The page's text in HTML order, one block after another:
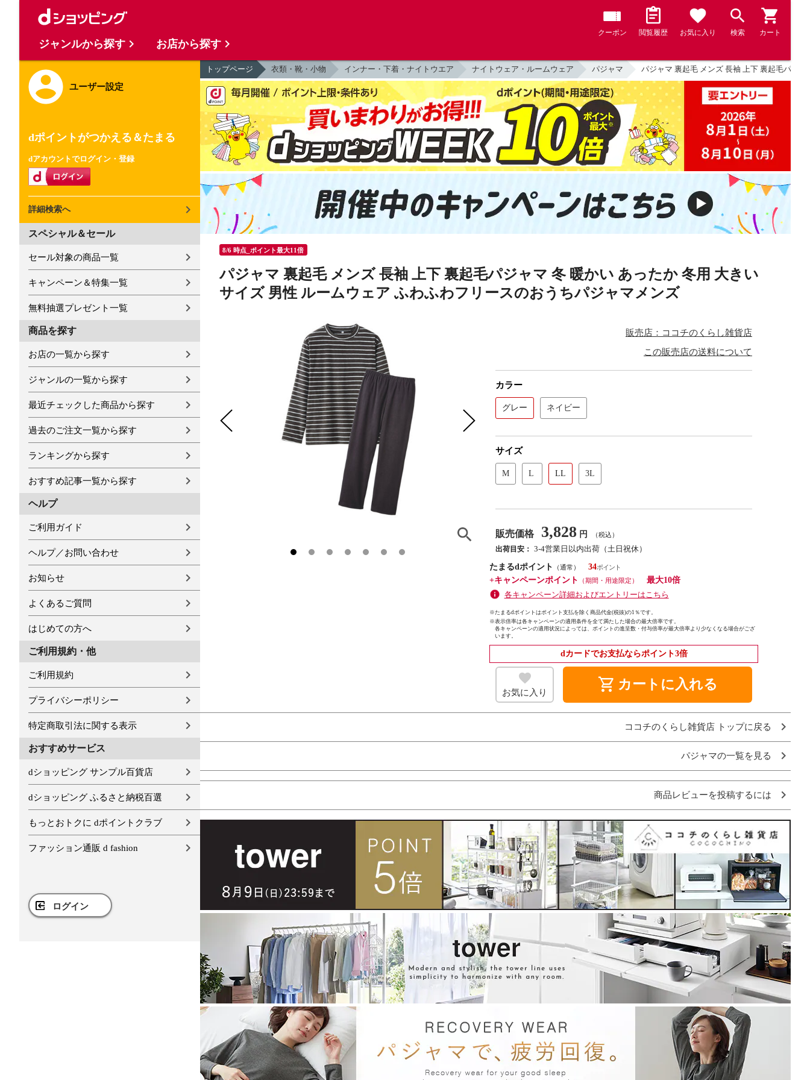
クーポン 閲覧履歴 お気に入り 検索 カート
ユーザー設定
dポイントがつかえる＆たまる
dアカウントでログイン・登録
詳細検索へ
スペシャル＆セール
セール対象の商品一覧
キャンペーン＆特集一覧
無料抽選プレゼント一覧
商品を探す
お店の一覧から探す
ジャンルの一覧から探す
最近チェックした商品から探す
過去のご注文一覧から探す
ランキングから探す
おすすめ記事一覧から探す
ヘルプ
ご利用ガイド
ヘルプ／お問い合わせ
お知らせ
よくあるご質問
はじめての方へ
ご利用規約・他
ご利用規約
プライバシーポリシー
特定商取引法に関する表示
おすすめサービス
dショッピング サンプル百貨店
dショッピング ふるさと納税百選
もっとおトクに dポイントクラブ
ファッション通販 d fashion
ログイン
トップページ 衣類・靴・小物 インナー・下着・ナイトウエア ナイトウェア・ルームウェア パジャマ パジャマ 裏起毛 メンズ 長袖 上下 裏起毛パジ
8/6 時点_ポイント最大11倍
パジャマ 裏起毛 メンズ 長袖 上下 裏起毛パジャマ 冬 暖かい あったか 冬用 大きい
サイズ 男性 ルームウェア ふわふわフリースのおうちパジャマメンズ
販売店：ココチのくらし雑貨店
この販売店の送料について
カラー
グレー ネイビー
サイズ
M L LL 3L
販売価格 3,828 円 （税込）
出荷目安： 3-4営業日以内出荷（土日祝休）
たまるdポイント
（通常）
34
+キャンペーンポイント
（期間・用途限定）
最大10倍
各キャンペーン詳細およびエントリーはこちら
※たまるdポイントはポイント支払を除く商品代金(税抜)の1％です。
※表示倍率は各キャンペーンの適用条件を全て満たした場合の最大倍率です。
各キャンペーンの適用状況によっては、ポイントの進呈数・付与倍率が最大倍率より少なくなる場合がござ
います。
dカードでお支払ならポイント3倍
お気に入り shopping_cart カートに入れる
ココチのくらし雑貨店 トップに戻る
パジャマの一覧を見る
商品レビューを投稿するには
ジャンルから探す お店から探す